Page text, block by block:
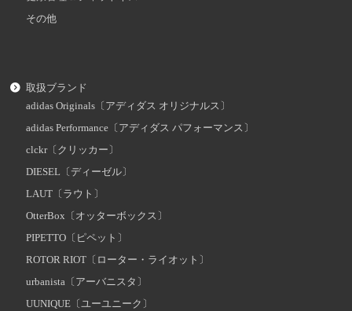
その他
取扱ブランド
adidas Originals〔アディダス オリジナルス〕
adidas Performance〔アディダス パフォーマンス〕
clckr〔クリッカー〕
DIESEL〔ディーゼル〕
LAUT〔ラウト〕
OtterBox〔オッターボックス〕
PIPETTO〔ピペット〕
ROTOR RIOT〔ローター・ライオット〕
urbanista〔アーバニスタ〕
UUNIQUE〔ユーユニーク〕